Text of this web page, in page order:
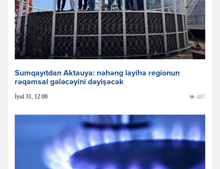
Sumqayıtdan Aktauya: nəhəng layihə regionun
rəqəmsal gələcəyini dəyişəcək
İyul 31, 12:00 487